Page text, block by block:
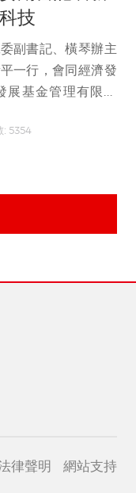
技
副書記、橫琴辦主
一行，會同經濟發
展基金管理有限公
考察。萬翼科技首
: 5354
律聲明 網站支持